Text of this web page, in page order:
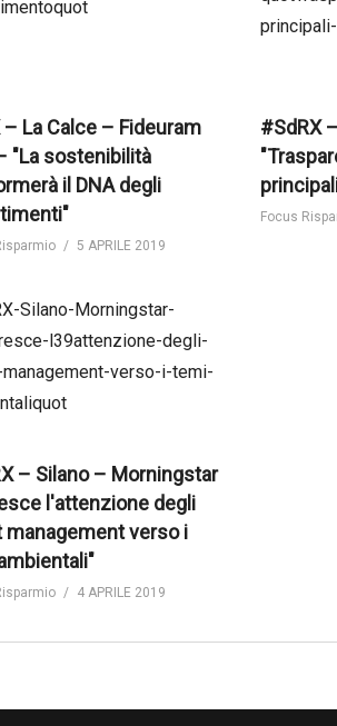
– La Calce – Fideuram
"La sostenibilità
il DNA degli
5 APRILE 2019
#SdRX
Focus
– Silano – Morningstar
l'attenzione degli
management verso i
4 APRILE 2019